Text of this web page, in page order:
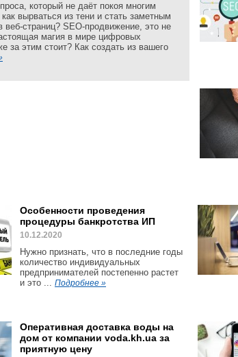
который не даёт покоя многим
вырваться из тени и стать заметным
страниц? SEO-продвижение, это не
магия в мире цифровых
за этим стоит? Как создать из вашего
Особенности проведения
процедуры банкротства ИП
10.12.2020
Нужно признать, что в последние годы
количество индивидуальных
предпринимателей постепенно растет
и это ... Подробнее »
Оперативная доставка воды на
дом от компании voda.kh.ua за
приятную цену